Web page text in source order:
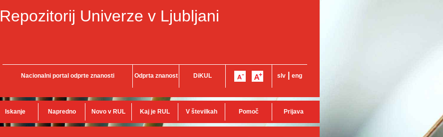
Repozitorij Univerze v Ljubljani
Nacionalni portal odprte znanosti Odprta znanost DiKUL slv eng
Iskanje Napredno Novo v RUL Kaj je RUL V številkah Pomoč Prijava